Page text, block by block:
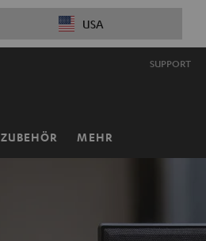
USA
SUPPORT
ZUBEHÖR MEHR